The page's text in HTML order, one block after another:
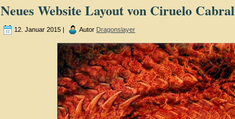
Neues Website Layout von Ciruelo Cabral
12. Januar 2015 | Autor Dragonslayer